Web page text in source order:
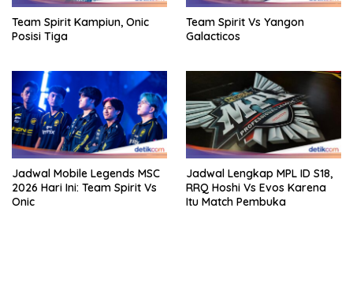
Team Spirit Kampiun, Onic
Posisi Tiga
Team Spirit Vs Yangon
Galacticos
Jadwal Mobile Legends MSC
2026 Hari Ini: Team Spirit Vs
Onic
Jadwal Lengkap MPL ID S18,
RRQ Hoshi Vs Evos Karena
Itu Match Pembuka